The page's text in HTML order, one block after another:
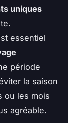
uniques
essentiel
période
la saison
ou les mois
agréable.